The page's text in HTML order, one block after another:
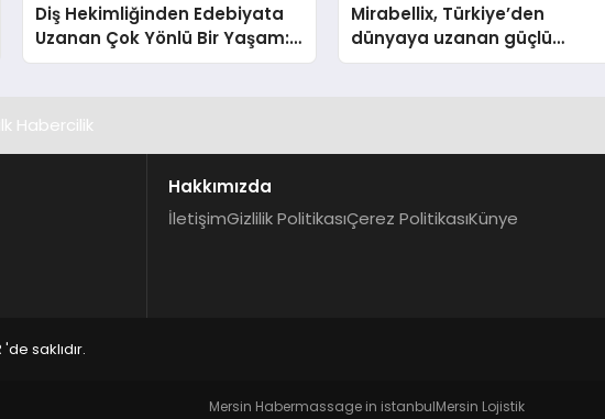
Diş Hekimliğinden Edebiyata
Uzanan Çok Yönlü Bir Yaşam:
Yeşim Şahin Yaman
Mirabellix, Türkiye’den
dünyaya uzanan güçlü
büyümesini sürdürüyor
Habercilik
Hakkımızda
İletişimGizlilik PolitikasıÇerez PolitikasıKünye
saklıdır.
Mersin Habermassage in istanbulMersin Lojistik